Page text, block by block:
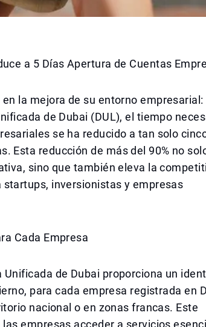
a 5 Días Apertura de Cuentas
la mejora de su entorno empresarial:
de Dubai (DUL), el tiempo
se ha reducido a tan solo
Esta reducción de más del 90% no
sino que también eleva la
inversionistas y empresas
Cada Empresa
Unificada de Dubai proporciona un
para cada empresa registrada en
nacional o en zonas francas. Este
empresas acceder a servicios